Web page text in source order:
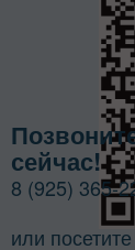
сейчас!
8 (925) 365-
или